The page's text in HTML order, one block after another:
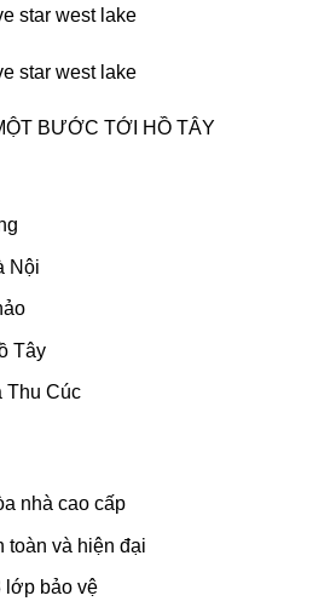
BƯỚC TỚI HỒ TÂY
Nội
Tây
Thu Cúc
nhà cao cấp
toàn và hiện đại
lớp bảo vệ